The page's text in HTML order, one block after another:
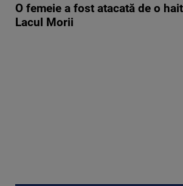
O femeie a fost atacată de o
Lacul Morii